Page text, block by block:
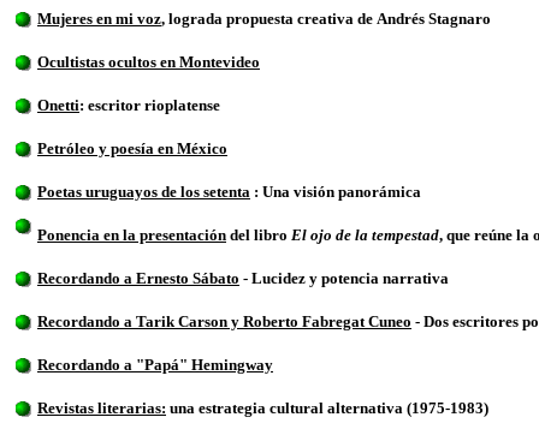
Mujeres en mi voz, lograda propuesta creativa de Andrés Stagnaro
Ocultistas ocultos en Montevideo
Onetti: escritor rioplatense
Petróleo y poesía en México
Poetas uruguayos de los setenta : Una visión panorámica
Ponencia en la presentación del libro El ojo de la tempestad, que reúne la
Recordando a Ernesto Sábato - Lucidez y potencia narrativa
Recordando a Tarik Carson y Roberto Fabregat Cuneo - Dos escritores
Recordando a "Papá" Hemingway
Revistas literarias: una estrategia cultural alternativa (1975-1983)